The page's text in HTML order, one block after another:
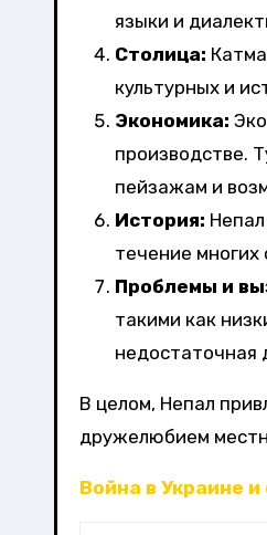
языки и
Столица:
культурных и
Экономика:
производстве.
пейзажам и
История:
течение многих
Проблемы и
такими как
недостаточная
В целом, Непал
дружелюбием
Война в Украине